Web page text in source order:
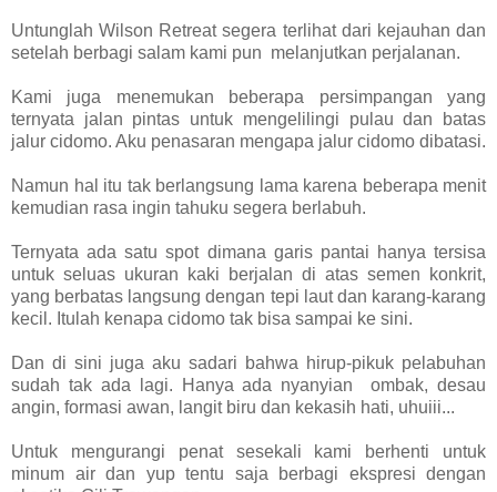
Untunglah Wilson Retreat segera terlihat dari kejauhan dan
setelah berbagi salam kami pun melanjutkan perjalanan.
Kami juga menemukan beberapa persimpangan yang
ternyata jalan pintas untuk mengelilingi pulau dan batas
jalur cidomo. Aku penasaran mengapa jalur cidomo dibatasi.
Namun hal itu tak berlangsung lama karena beberapa menit
kemudian rasa ingin tahuku segera berlabuh.
Ternyata ada satu spot dimana garis pantai hanya tersisa
untuk seluas ukuran kaki berjalan di atas semen konkrit,
yang berbatas langsung dengan tepi laut dan karang-karang
kecil. Itulah kenapa cidomo tak bisa sampai ke sini.
Dan di sini juga aku sadari bahwa hirup-pikuk pelabuhan
sudah tak ada lagi. Hanya ada nyanyian ombak, desau
angin, formasi awan, langit biru dan kekasih hati, uhuiii...
Untuk mengurangi penat sesekali kami berhenti untuk
minum air dan yup tentu saja berbagi ekspresi dengan